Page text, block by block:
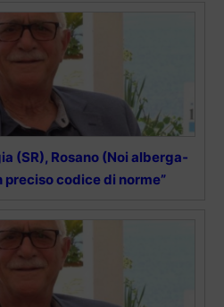
(SR), Ro­sa­no (Noi al­ber­ga­
pre­ci­so co­di­ce di nor­me”